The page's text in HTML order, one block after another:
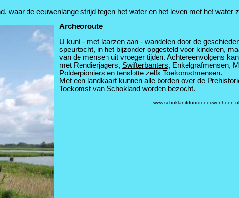
waar de eeuwenlange strijd tegen het water en het leven met het water
Archeoroute
U kunt - met laarzen aan - wandelen door de
speurtocht, in het bijzonder opgesteld voor kinderen,
van de mensen uit vroeger tijden. Achtereenvolgens
met Rendierjagers, Swifterbanters, Enkelgrafmensen,
Polderpioniers en tenslotte zelfs Toekomstmensen.
Met een landkaart kunnen alle borden over de
Toekomst van Schokland worden bezocht.
www.schoklanddoordeeeuwenheen.nl